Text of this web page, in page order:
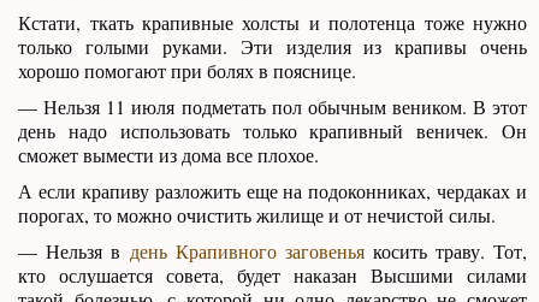
Кстати, ткать крапивные холсты и полотенца тоже нужно
только голыми руками. Эти изделия из крапивы очень
хорошо помогают при болях в пояснице.
— Нельзя 11 июля подметать пол обычным веником. В этот
день надо использовать только крапивный веничек. Он
сможет вымести из дома все плохое.
А если крапиву разложить еще на подоконниках, чердаках и
порогах, то можно очистить жилище и от нечистой силы.
— Нельзя в день Крапивного заговеньякосить траву. Тот,
кто ослушается совета, будет наказан Высшими силами